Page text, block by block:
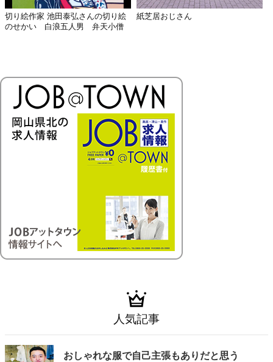
切り絵作家 池田泰弘さんの切り絵
のせかい 白浪五人男 弁天小僧
紙芝居おじさん
人気記事
おしゃれな服で自己主張もありだと思う